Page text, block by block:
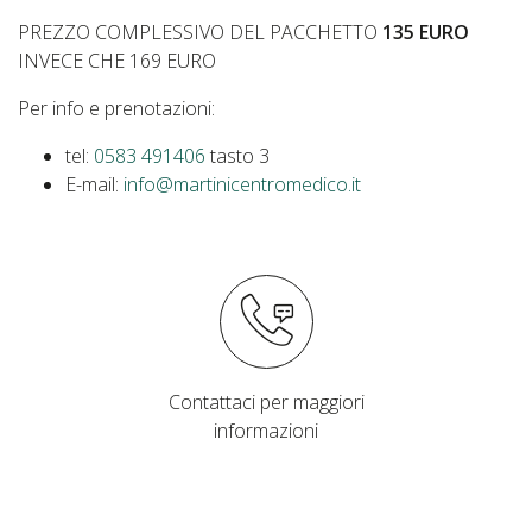
PREZZO COMPLESSIVO DEL PACCHETTO 135 EURO
INVECE CHE 169 EURO
Per info e prenotazioni:
tel: 0583 491406 tasto 3
E-mail: info@martinicentromedico.it
Contattaci per maggiori
informazioni